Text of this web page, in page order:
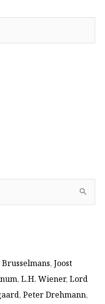
, Joost
, L.H. Wiener, Lord
, Peter Drehmann,